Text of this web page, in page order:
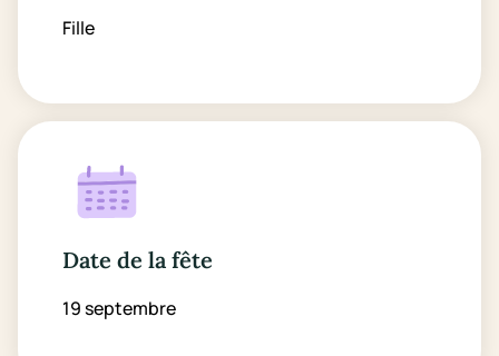
Fille
Date de la fête
19 septembre